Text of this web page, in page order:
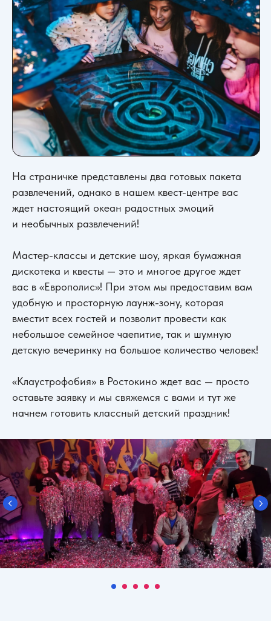
На страничке представлены два готовых пакета
развлечений, однако в нашем квест-центре вас
ждет настоящий океан радостных эмоций
и необычных развлечений!
Мастер-классы и детские шоу, яркая бумажная
дискотека и квесты — это и многое другое ждет
вас в «Европолис»! При этом мы предоставим вам
удобную и просторную лаунж-зону, которая
вместит всех гостей и позволит провести как
небольшое семейное чаепитие, так и шумную
детскую вечеринку на большое количество человек!
«Клаустрофобия» в Ростокино ждет вас — просто
оставьте заявку и мы свяжемся с вами и тут же
начнем готовить классный детский праздник!